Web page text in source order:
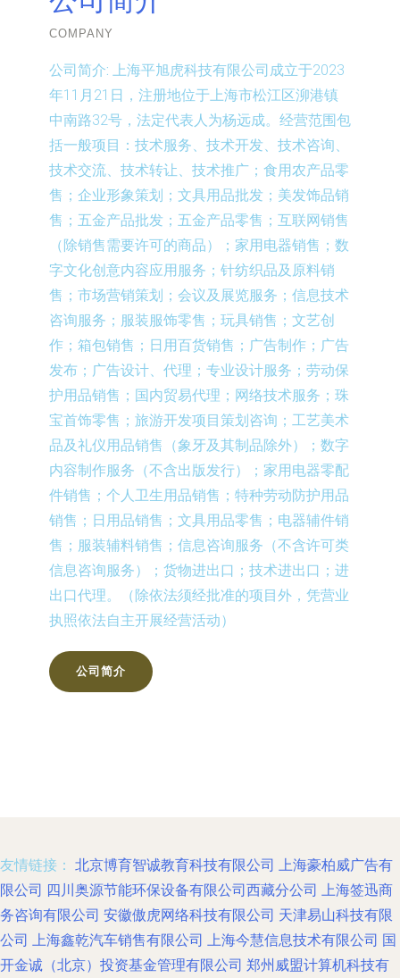
COMPANY
公司简介: 上海平旭虎科技有限公司成立于2023
年11月21日，注册地位于上海市松江区泖港镇
中南路32号，法定代表人为杨远成。经营范围包
括一般项目：技术服务、技术开发、技术咨询、
技术交流、技术转让、技术推广；食用农产品零
售；企业形象策划；文具用品批发；美发饰品销
售；五金产品批发；五金产品零售；互联网销售
（除销售需要许可的商品）；家用电器销售；数
字文化创意内容应用服务；针纺织品及原料销
售；市场营销策划；会议及展览服务；信息技术
咨询服务；服装服饰零售；玩具销售；文艺创
作；箱包销售；日用百货销售；广告制作；广告
发布；广告设计、代理；专业设计服务；劳动保
护用品销售；国内贸易代理；网络技术服务；珠
宝首饰零售；旅游开发项目策划咨询；工艺美术
品及礼仪用品销售（象牙及其制品除外）；数字
内容制作服务（不含出版发行）；家用电器零配
件销售；个人卫生用品销售；特种劳动防护用品
销售；日用品销售；文具用品零售；电器辅件销
售；服装辅料销售；信息咨询服务（不含许可类
信息咨询服务）；货物进出口；技术进出口；进
出口代理。（除依法须经批准的项目外，凭营业
执照依法自主开展经营活动）
公司简介
友情链接： 北京博育智诚教育科技有限公司 上海豪柏威广告有
限公司 四川奥源节能环保设备有限公司西藏分公司 上海签迅商
务咨询有限公司 安徽傲虎网络科技有限公司 天津易山科技有限
公司 上海鑫乾汽车销售有限公司 上海今慧信息技术有限公司 国
开金诚（北京）投资基金管理有限公司 郑州威盟计算机科技有